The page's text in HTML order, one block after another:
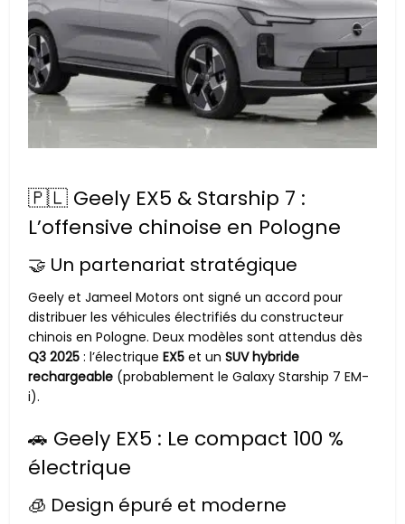
🇵🇱 Geely EX5 & Starship 7 :
L’offensive chinoise en Pologne
🤝 Un partenariat stratégique
Geely et Jameel Motors ont signé un accord pour
distribuer les véhicules électrifiés du constructeur
chinois en Pologne. Deux modèles sont attendus dès
Q3 2025 : l’électriqueEX5 et unSUV hybride
rechargeable (probablement le Galaxy Starship 7 EM-
i).
🚗 Geely EX5 : Le compact 100 %
électrique
🧊 Design épuré et moderne